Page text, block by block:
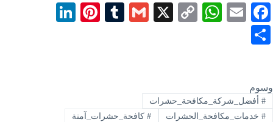
Fa
E
W
pp
C
nk
X
G
T
Pi
وسوم
#أفضل_شركة_مكافحة_حشرات
#خدمات_مكافحة_الحشرات #كافحة_حشرات_آمنة